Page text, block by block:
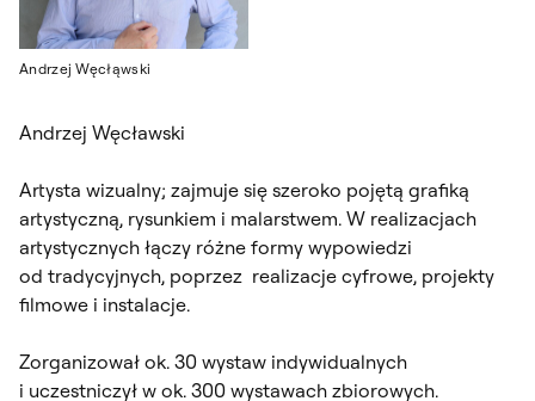
Andrzej Węcłąwski
Andrzej Węcławski
Artysta wizualny; zajmuje się szeroko pojętą grafiką
artystyczną, rysunkiem i malarstwem. W realizacjach
artystycznych łączy różne formy wypowiedzi
od tradycyjnych, poprzez realizacje cyfrowe, projekty
filmowe i instalacje.
Zorganizował ok. 30 wystaw indywidualnych
i uczestniczył w ok. 300 wystawach zbiorowych.